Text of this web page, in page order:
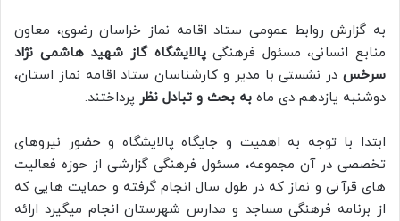
به گزارش روابط عمومی ستاد اقامه نماز خراسان رضوی، معاون
منابع انسانی، مسئول فرهنگیپالایشگاه گاز شهید هاشمی نژاد
سرخس در نشستی با مدیر و کارشناسان ستاد اقامه نماز استان،
دوشنبه یازدهم دی ماه به بحث و تبادل نظر پرداختند.
ابتدا با توجه به اهمیت و جایگاه پالایشگاه و حضور نیروهای
تخصصی در آن مجموعه، ‏مسئول فرهنگی گزارشی از حوزه فعالیت
های قرآنی و نماز که در طول سال انجام گرفته و حمایت هایی که
از برنامه فرهنگی ‏مساجد و مدارس شهرستان انجام میگیرد ارائه